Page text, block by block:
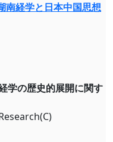
経学と日本中国思想
学の歴史的展開に関す
研究